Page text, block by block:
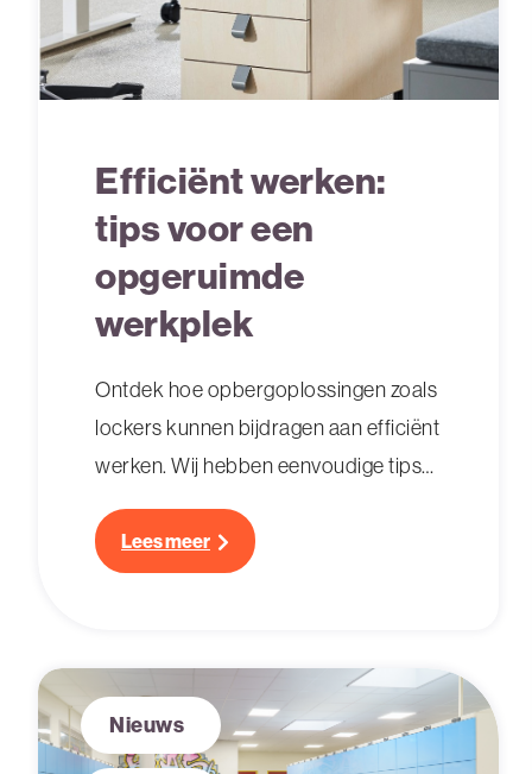
Efficiënt werken:
tips voor een
opgeruimde
werkplek
Ontdek hoe opbergoplossingen zoals
lockers kunnen bijdragen aan efficiënt
werken. Wij hebben eenvoudige tips
om je werkplek georganiseerd te
houden!
Lees meer
Nieuws